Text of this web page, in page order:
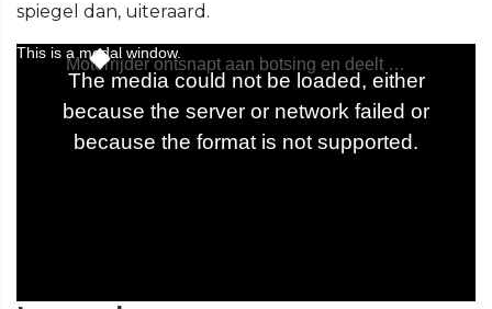
spiegel dan, uiteraard.